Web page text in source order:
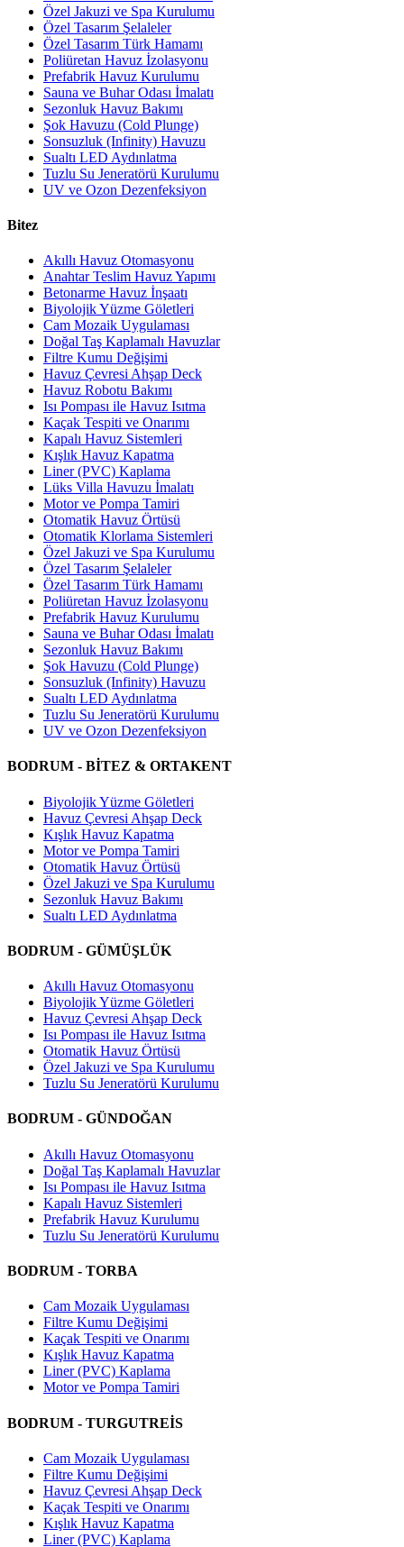
Özel Jakuzi ve Spa Kurulumu
Özel Tasarım Şelaleler
Özel Tasarım Türk Hamamı
Poliüretan Havuz İzolasyonu
Prefabrik Havuz Kurulumu
Sauna ve Buhar Odası İmalatı
Sezonluk Havuz Bakımı
Şok Havuzu (Cold Plunge)
Sonsuzluk (Infinity) Havuzu
Sualtı LED Aydınlatma
Tuzlu Su Jeneratörü Kurulumu
UV ve Ozon Dezenfeksiyon
Bitez
Akıllı Havuz Otomasyonu
Anahtar Teslim Havuz Yapımı
Betonarme Havuz İnşaatı
Biyolojik Yüzme Göletleri
Cam Mozaik Uygulaması
Doğal Taş Kaplamalı Havuzlar
Filtre Kumu Değişimi
Havuz Çevresi Ahşap Deck
Havuz Robotu Bakımı
Isı Pompası ile Havuz Isıtma
Kaçak Tespiti ve Onarımı
Kapalı Havuz Sistemleri
Kışlık Havuz Kapatma
Liner (PVC) Kaplama
Lüks Villa Havuzu İmalatı
Motor ve Pompa Tamiri
Otomatik Havuz Örtüsü
Otomatik Klorlama Sistemleri
Özel Jakuzi ve Spa Kurulumu
Özel Tasarım Şelaleler
Özel Tasarım Türk Hamamı
Poliüretan Havuz İzolasyonu
Prefabrik Havuz Kurulumu
Sauna ve Buhar Odası İmalatı
Sezonluk Havuz Bakımı
Şok Havuzu (Cold Plunge)
Sonsuzluk (Infinity) Havuzu
Sualtı LED Aydınlatma
Tuzlu Su Jeneratörü Kurulumu
UV ve Ozon Dezenfeksiyon
BODRUM - BİTEZ & ORTAKENT
Biyolojik Yüzme Göletleri
Havuz Çevresi Ahşap Deck
Kışlık Havuz Kapatma
Motor ve Pompa Tamiri
Otomatik Havuz Örtüsü
Özel Jakuzi ve Spa Kurulumu
Sezonluk Havuz Bakımı
Sualtı LED Aydınlatma
BODRUM - GÜMÜŞLÜK
Akıllı Havuz Otomasyonu
Biyolojik Yüzme Göletleri
Havuz Çevresi Ahşap Deck
Isı Pompası ile Havuz Isıtma
Otomatik Havuz Örtüsü
Özel Jakuzi ve Spa Kurulumu
Tuzlu Su Jeneratörü Kurulumu
BODRUM - GÜNDOĞAN
Akıllı Havuz Otomasyonu
Doğal Taş Kaplamalı Havuzlar
Isı Pompası ile Havuz Isıtma
Kapalı Havuz Sistemleri
Prefabrik Havuz Kurulumu
Tuzlu Su Jeneratörü Kurulumu
BODRUM - TORBA
Cam Mozaik Uygulaması
Filtre Kumu Değişimi
Kaçak Tespiti ve Onarımı
Kışlık Havuz Kapatma
Liner (PVC) Kaplama
Motor ve Pompa Tamiri
BODRUM - TURGUTREİS
Cam Mozaik Uygulaması
Filtre Kumu Değişimi
Havuz Çevresi Ahşap Deck
Kaçak Tespiti ve Onarımı
Kışlık Havuz Kapatma
Liner (PVC) Kaplama